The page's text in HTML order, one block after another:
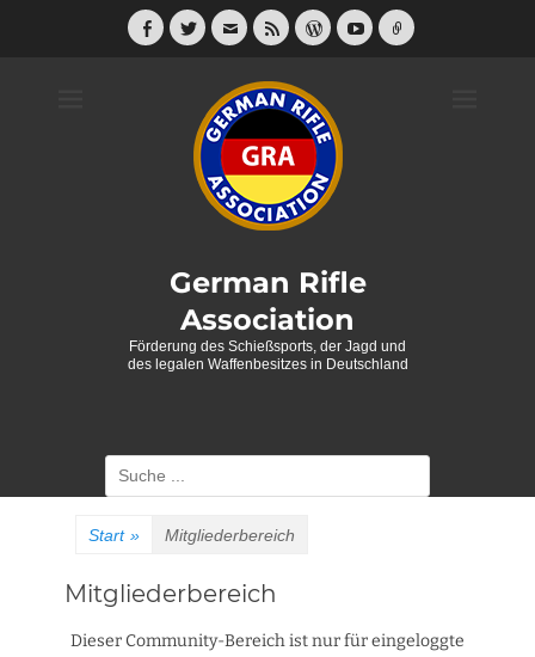
Facebook
Twitter
E-
Feed WordPress
YouTube
Link
German Rifle
Association
Förderung des Schießsports, der Jagd und
des legalen Waffenbesitzes in Deutschland
Suche
nach:
Start » Mitgliederbereich
Mitgliederbereich
Dieser Community-Bereich ist nur für eingeloggte